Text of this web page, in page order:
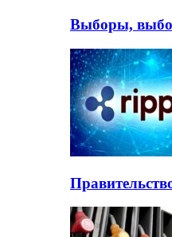
Выборы,